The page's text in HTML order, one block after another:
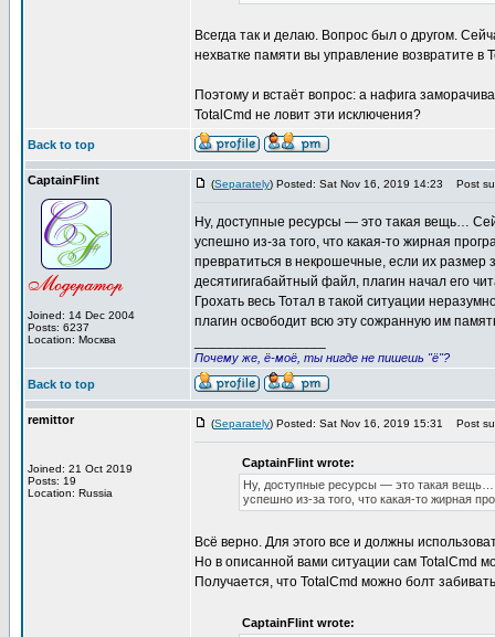
Всегда так и делаю. Вопрос был о другом.
нехватке памяти вы управление возвратите в
Поэтому и встаёт вопрос: а нафига
TotalCmd не ловит эти исключения?
Back to top
CaptainFlint
Joined: 14 Dec 2004
Posts: 6237
Location: Москва
(Separately) Posted: Sat Nov 16, 2019 14:23 Post
Ну, доступные ресурсы — это такая вещь…
успешно из-за того, что какая-то жирная
превратиться в некрошечные, если их размер
десятигигабайтный файл, плагин начал его
Грохать весь Тотал в такой ситуации
плагин освободит всю эту сожранную им
Почему же, ё-моё, ты нигде не пишешь "ё"?
Back to top
remittor
Joined: 21 Oct 2019
Posts: 19
Location: Russia
(Separately) Posted: Sat Nov 16, 2019 15:31 Post
CaptainFlint wrote:
Ну, доступные ресурсы — это такая вещь…
успешно из-за того, что какая-то жирная
Всё верно. Для этого все и должны
Но в описанной вами ситуации сам TotalCmd
Получается, что TotalCmd можно болт
CaptainFlint wrote: